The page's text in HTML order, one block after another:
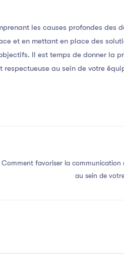
les causes profondes des
et en mettant en place des
Il est temps de donner la
au sein de votre
Comment favoriser la communication
au sein de